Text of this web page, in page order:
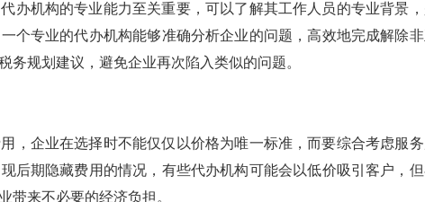
办机构的专业能力至关重要，可以了解其工作人员的专业背景
个专业的代办机构能够准确分析企业的问题，高效地完成解除
规划建议，避免企业再次陷入类似的问题。
，企业在选择时不能仅仅以价格为唯一标准，而要综合考虑服
后期隐藏费用的情况，有些代办机构可能会以低价吸引客户，
带来不必要的经济负担。